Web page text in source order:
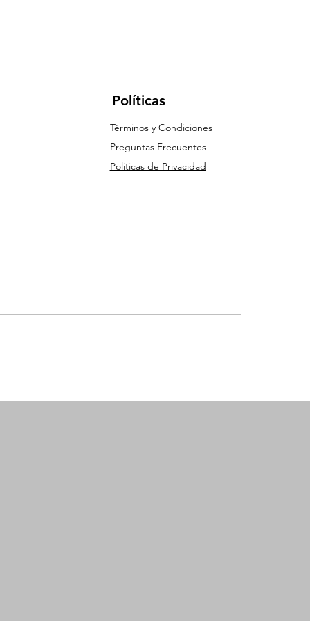
Políticas
Términos y Condiciones
Preguntas Frecuentes
Politicas de Privacidad